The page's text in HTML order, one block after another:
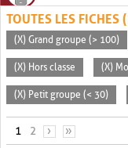
TOUTES LES FICHES
(X) Grand groupe (> 100)
(X) Hors classe (X)
(X) Petit groupe (< 30)
PAGES
1 2 › »